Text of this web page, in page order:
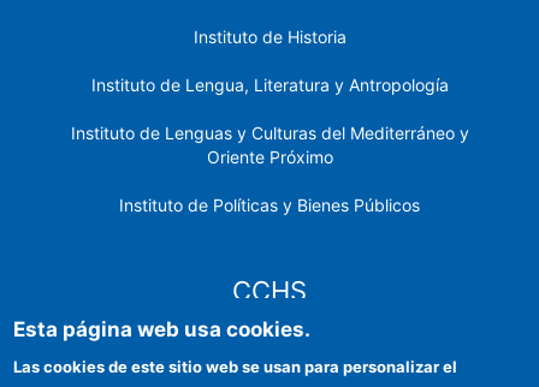
Instituto de Historia
Instituto de Lengua, Literatura y Antropología
Instituto de Lenguas y Culturas del Mediterráneo y
Oriente Próximo
Instituto de Políticas y Bienes Públicos
CCHS
Esta página web usa cookies.
Las cookies de este sitio web se usan para personalizar el